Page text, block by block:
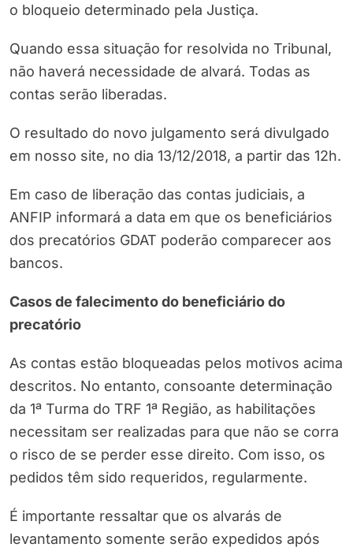
o bloqueio determinado pela Justiça.
Quando essa situação for resolvida no Tribunal,
não haverá necessidade de alvará. Todas as
contas serão liberadas.
O resultado do novo julgamento será divulgado
em nosso site, no dia 13/12/2018, a partir das 12h.
Em caso de liberação das contas judiciais, a
ANFIP informará a data em que os beneficiários
dos precatórios GDAT poderão comparecer aos
bancos.
Casos de falecimento do beneficiário do
precatório
As contas estão bloqueadas pelos motivos acima
descritos. No entanto, consoante determinação
da 1ª Turma do TRF 1ª Região, as habilitações
necessitam ser realizadas para que não se corra
o risco de se perder esse direito. Com isso, os
pedidos têm sido requeridos, regularmente.
É importante ressaltar que os alvarás de
levantamento somente serão expedidos após